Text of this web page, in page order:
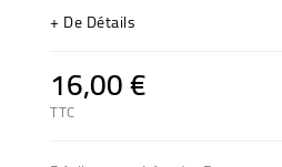
+ De Détails
16,00 €
TTC